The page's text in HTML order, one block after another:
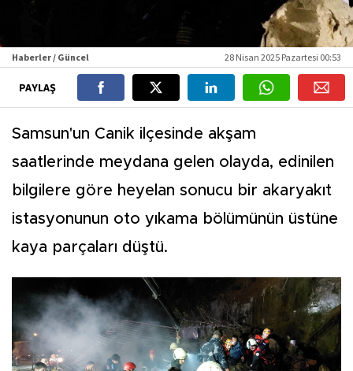
Haberler / Güncel 28 Nisan 2025 Pazartesi 00:53
PAYLAŞ
Samsun'un Canik ilçesinde akşam
saatlerinde meydana gelen olayda, edinilen
bilgilere göre heyelan sonucu bir akaryakıt
istasyonunun oto yıkama bölümünün üstüne
kaya parçaları düştü.